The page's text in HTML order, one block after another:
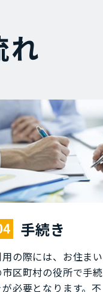
れ
⼿続き
の際には、お住まい
市区町村の役所で⼿続
が必要となります。不